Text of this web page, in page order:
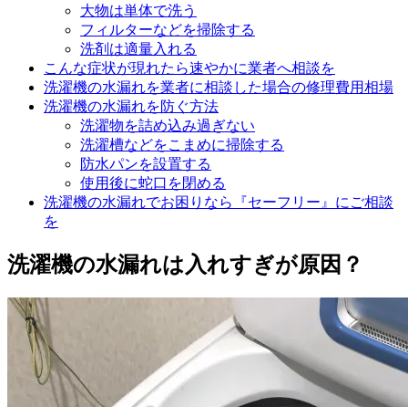
大物は単体で洗う
フィルターなどを掃除する
洗剤は適量入れる
こんな症状が現れたら速やかに業者へ相談を
洗濯機の水漏れを業者に相談した場合の修理費用相場
洗濯機の水漏れを防ぐ方法
洗濯物を詰め込み過ぎない
洗濯槽などをこまめに掃除する
防水パンを設置する
使用後に蛇口を閉める
洗濯機の水漏れでお困りなら『セーフリー』にご相談
を
洗濯機の水漏れは入れすぎが原因？